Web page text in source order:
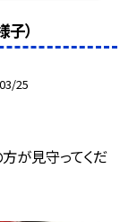
）
25
が見守ってくだ